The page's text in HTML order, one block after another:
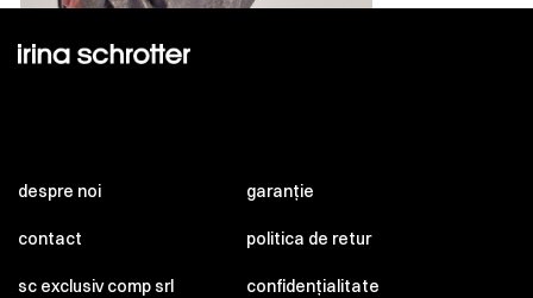
despre noi
contact
sc exclusiv comp srl
garanție
politica de retur
confidențialitate